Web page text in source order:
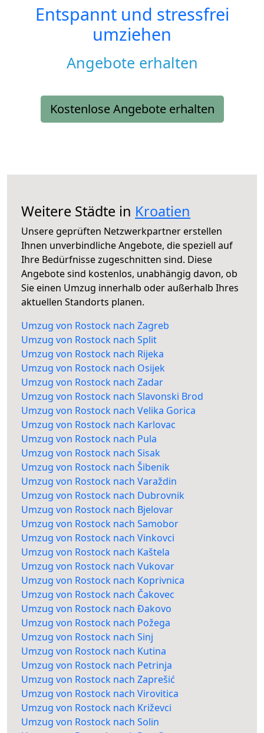
Entspannt und stressfrei
umziehen
Angebote erhalten
Kostenlose Angebote erhalten
Weitere Städte in Kroatien
Unsere geprüften Netzwerkpartner erstellen
Ihnen unverbindliche Angebote, die speziell auf
Ihre Bedürfnisse zugeschnitten sind. Diese
Angebote sind kostenlos, unabhängig davon, ob
Sie einen Umzug innerhalb oder außerhalb Ihres
aktuellen Standorts planen.
Umzug von Rostock nach Zagreb
Umzug von Rostock nach Split
Umzug von Rostock nach Rijeka
Umzug von Rostock nach Osijek
Umzug von Rostock nach Zadar
Umzug von Rostock nach Slavonski Brod
Umzug von Rostock nach Velika Gorica
Umzug von Rostock nach Karlovac
Umzug von Rostock nach Pula
Umzug von Rostock nach Sisak
Umzug von Rostock nach Šibenik
Umzug von Rostock nach Varaždin
Umzug von Rostock nach Dubrovnik
Umzug von Rostock nach Bjelovar
Umzug von Rostock nach Samobor
Umzug von Rostock nach Vinkovci
Umzug von Rostock nach Kaštela
Umzug von Rostock nach Vukovar
Umzug von Rostock nach Koprivnica
Umzug von Rostock nach Čakovec
Umzug von Rostock nach Đakovo
Umzug von Rostock nach Požega
Umzug von Rostock nach Sinj
Umzug von Rostock nach Kutina
Umzug von Rostock nach Petrinja
Umzug von Rostock nach Zaprešić
Umzug von Rostock nach Virovitica
Umzug von Rostock nach Križevci
Umzug von Rostock nach Solin